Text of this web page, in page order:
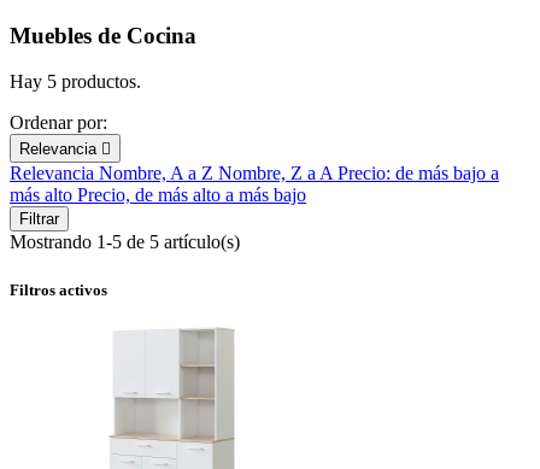
Muebles de Cocina
Hay 5 productos.
Ordenar por:
Relevancia 
Relevancia Nombre, A a Z Nombre, Z a APrecio: de más bajo a
más alto Precio, de más alto a más bajo
Filtrar
Mostrando 1-5 de 5 artículo(s)
Filtros activos